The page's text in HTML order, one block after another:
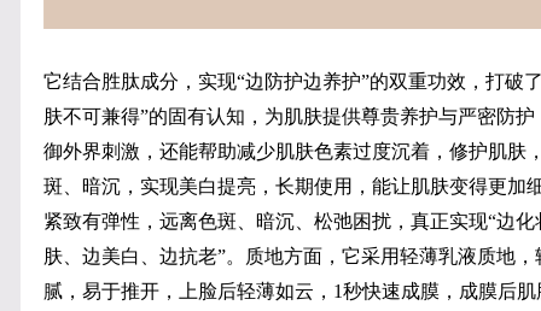
它结合胜肽成分，实现“边防护边养护”的双重功效，打破
肤不可兼得”的固有认知，为肌肤提供尊贵养护与严密防护
御外界刺激，还能帮助减少肌肤色素过度沉着，修护肌肤
斑、暗沉，实现美白提亮，长期使用，能让肌肤变得更加
紧致有弹性，远离色斑、暗沉、松弛困扰，真正实现“边化
肤、边美白、边抗老”。质地方面，它采用轻薄乳液质地，
腻，易于推开，上脸后轻薄如云，1秒快速成膜，成膜后